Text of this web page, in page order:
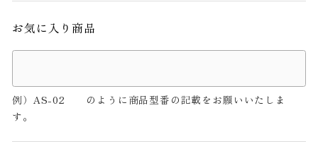
お気に入り商品
例）AS-02 のように商品型番の記載をお願いいたしま
す。